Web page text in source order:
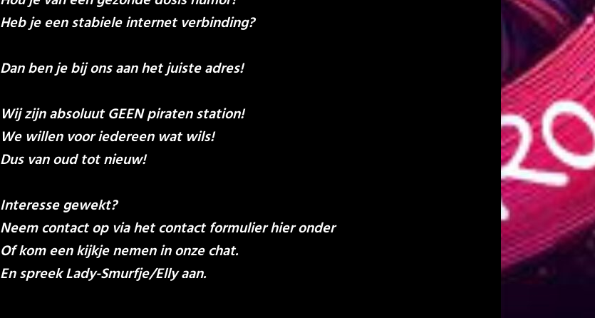
Heb je een stabiele internet verbinding?
Dan ben je bij ons aan het juiste adres!
Wij zijn absoluut GEEN piraten station!
We willen voor iedereen wat wils!
Dus van oud tot nieuw!
Interesse gewekt?
Neem contact op via het contact formulier hier onder
Of kom een kijkje nemen in onze chat.
En spreek Lady-Smurfje/Elly aan.